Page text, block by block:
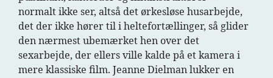
normalt ikke ser, altså det ørkesløse husarbejde,
det der ikke hører til i heltefortællinger, så glider
den nærmest ubemærket hen over det
sexarbejde, der ellers ville kalde på et kamera i
mere klassiske film. Jeanne Dielman lukker en